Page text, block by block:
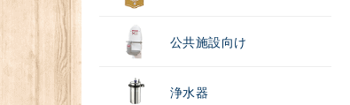
公共施設向け
浄水器